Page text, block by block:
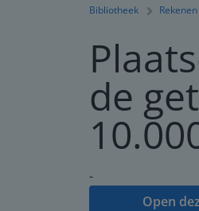
Bibliotheek
de
-
Open